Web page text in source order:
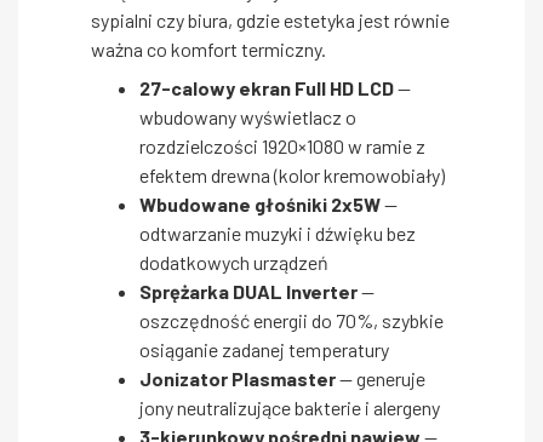
sypialni czy biura, gdzie estetyka jest równie
ważna co komfort termiczny.
27-calowy ekran Full HD LCD—
wbudowany wyświetlacz o
rozdzielczości 1920×1080 w ramie z
efektem drewna (kolor kremowobiały)
Wbudowane głośniki 2x5W—
odtwarzanie muzyki i dźwięku bez
dodatkowych urządzeń
Sprężarka DUAL Inverter—
oszczędność energii do 70%, szybkie
osiąganie zadanej temperatury
Jonizator Plasmaster— generuje
jony neutralizujące bakterie i alergeny
3-kierunkowy pośredni nawiew —